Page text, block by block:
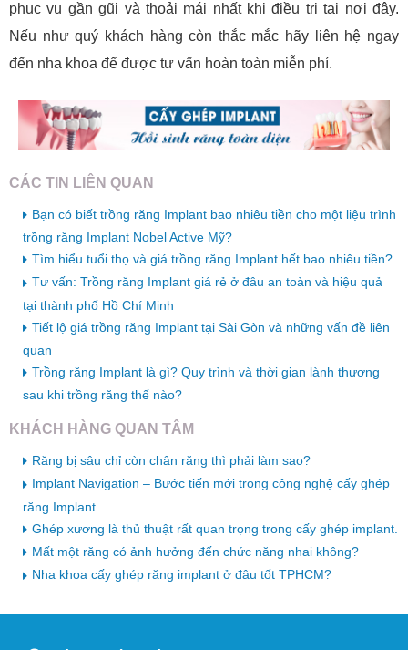
phục vụ gần gũi và thoải mái nhất khi điều trị tại nơi đây.
Nếu như quý khách hàng còn thắc mắc hãy liên hệ ngay
đến nha khoa để được tư vấn hoàn toàn miễn phí.
CÁC TIN LIÊN QUAN
Bạn có biết trồng răng Implant bao nhiêu tiền cho một liệu trình
trồng răng Implant Nobel Active Mỹ?
Tìm hiểu tuổi thọ và giá trồng răng Implant hết bao nhiêu tiền?
Tư vấn: Trồng răng Implant giá rẻ ở đâu an toàn và hiệu quả
tại thành phố Hồ Chí Minh
Tiết lộ giá trồng răng Implant tại Sài Gòn và những vấn đề liên
quan
Trồng răng Implant là gì? Quy trình và thời gian lành thương
sau khi trồng răng thế nào?
KHÁCH HÀNG QUAN TÂM
Răng bị sâu chỉ còn chân răng thì phải làm sao?
Implant Navigation – Bước tiến mới trong công nghệ cấy ghép
răng Implant
Ghép xương là thủ thuật rất quan trọng trong cấy ghép implant.
Mất một răng có ảnh hưởng đến chức năng nhai không?
Nha khoa cấy ghép răng implant ở đâu tốt TPHCM?